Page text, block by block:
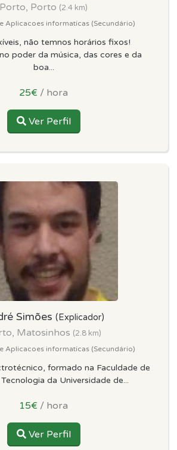
Porto, Porto (2.4 km)
Aplicacoes informaticas (Secundário)
não temnos horários fixos!
poder da música, das cores e da
boa...
25€ / hora
Ver Perfil
Simões (Explicador)
Matosinhos (2.8 km)
Aplicacoes informaticas (Secundário)
formado na Faculdade de
da Universidade de...
15€ / hora
Ver Perfil